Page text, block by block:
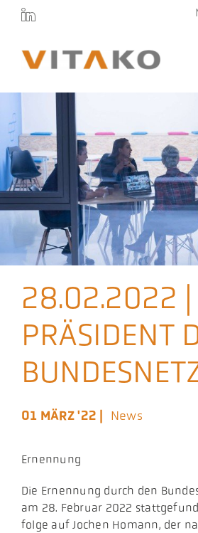
Zum
springen
Vitako
Themen
Stellenmarkt
Veranstaltungen
Presse
Aktuelles
Podcast
28.02.2022 |
PRÄSIDENT
01 MÄRZ '22 | News
Ernennung
Die Ernennung durch den
am 28. Februar 2022
folge auf Jochen Homann, der